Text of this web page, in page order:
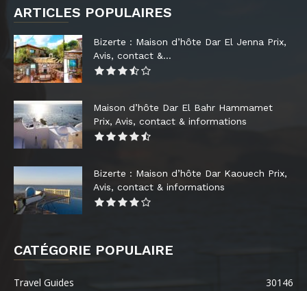
ARTICLES POPULAIRES
Bizerte : Maison d’hôte Dar El Jenna Prix,
Avis, contact &...
Maison d’hôte Dar El Bahr Hammamet
Prix, Avis, contact & informations
Bizerte : Maison d’hôte Dar Kaouech Prix,
Avis, contact & informations
CATÉGORIE POPULAIRE
Travel Guides
30146